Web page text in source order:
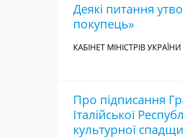
Деякі питання
покупець»
КАБІНЕТ МІНІСТРІВ
Про підписання
Італійської
культурної